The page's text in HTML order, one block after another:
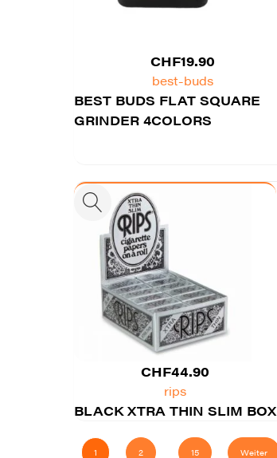
CHF19.90
best-buds
BEST BUDS FLAT SQUARE
GRINDER 4COLORS
CHF44.90
rips
BLACK XTRA THIN SLIM BOX
1 2 15 Weiter